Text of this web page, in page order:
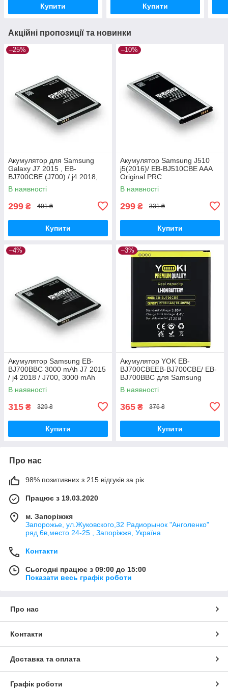
Купити Купити
Акційні пропозиції та новинки
–25%
Акумулятор для Samsung
Galaxy J7 2015 , EB-
BJ700CBE (J700) / j4 2018,
3000 mAh Original PRC
В наявності
299 ₴ 401 ₴
Купити
–10%
Акумулятор Samsung J510
j5(2016)/ EB-BJ510CBE AAA
Original PRC
В наявності
299 ₴ 331 ₴
Купити
–4%
Акумулятор Samsung EB-
BJ700BBC 3000 mAh J7 2015
/ j4 2018 / J700, 3000 mAh
Original PRC
В наявності
315 ₴ 329 ₴
Купити
–3%
Акумулятор YOK EB-
BJ700CBEEB-BJ700CBE/ EB-
BJ700BBC для Samsung
J700/ J700H/ J700F/ J701/ J7
(2015)/ J4 (2018)/ J400
В наявності
365 ₴ 376 ₴
Купити
Про нас
98% позитивних з 215 відгуків за рік
Працює з 19.03.2020
м. Запоріжжя
Запорожье, ул.Жуковского,32 Радиорынок "Анголенко"
ряд 6в,место 24-25 , Запоріжжя, Україна
Контакти
Сьогодні працює з 09:00 до 15:00
Показати весь графік роботи
Про нас
Контакти
Доставка та оплата
Графік роботи